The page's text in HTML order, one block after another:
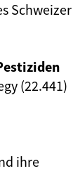
Schweizer
(22.441)
ihre